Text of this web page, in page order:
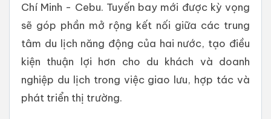
Chí Minh - Cebu. Tuyến bay mới được kỳ vọng
sẽ góp phần mở rộng kết nối giữa các trung
tâm du lịch năng động của hai nước, tạo điều
kiện thuận lợi hơn cho du khách và doanh
nghiệp du lịch trong việc giao lưu, hợp tác và
phát triển thị trường.